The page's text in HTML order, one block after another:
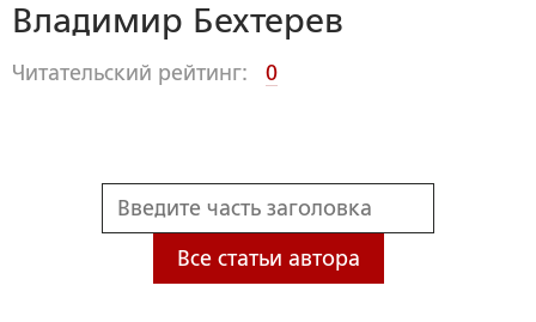
Владимир Бехтерев
Читательский рейтинг: 0
Все статьи автора